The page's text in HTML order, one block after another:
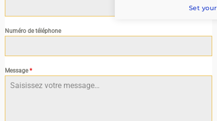
Numéro de téléphone
Message*
Set